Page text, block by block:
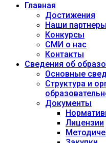
Главная
Достижения
Наши партнеры
Конкурсы
СМИ о нас
Контакты
Сведения об
Основные
Структура и
Документы
Лицензии